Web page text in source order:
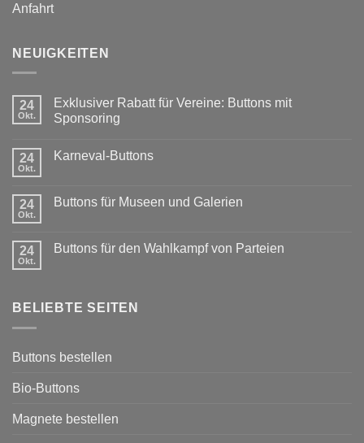
Anfahrt
NEUIGKEITEN
24
Okt.
Exklusiver Rabatt für Vereine: Buttons mit
Sponsoring
zu
Vereine:
Buttons
24
Okt.
Karneval-Buttons
Karneval-
24
Okt.
Buttons für Museen und Galerien
Buttons
24
Okt.
Buttons für den Wahlkampf von Parteien
für
BELIEBTE SEITEN
Buttons bestellen
Bio-Buttons
Magnete bestellen